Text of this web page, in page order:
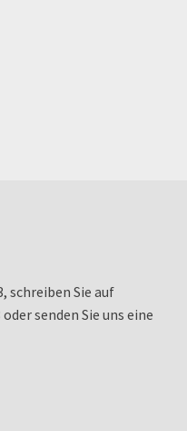
schreiben Sie auf
senden Sie uns eine